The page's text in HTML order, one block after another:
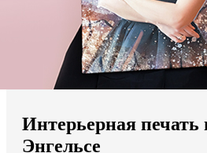
Мы доставляем по всему миру
Продолжить без города
Интерьерная печать
Энгельсе